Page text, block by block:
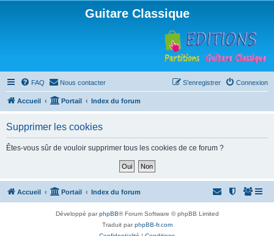
Guitare Classique
FAQ Nous contacter Connexion
S’enregistrer
Accueil Portail Index du forum
Supprimer les cookies
Êtes-vous sûr de vouloir supprimer tous les cookies de ce forum ?
Accueil Portail Index du forum
Développé parphpBB® Forum Software © phpBB Limited
Traduit parphpBB-fr.com